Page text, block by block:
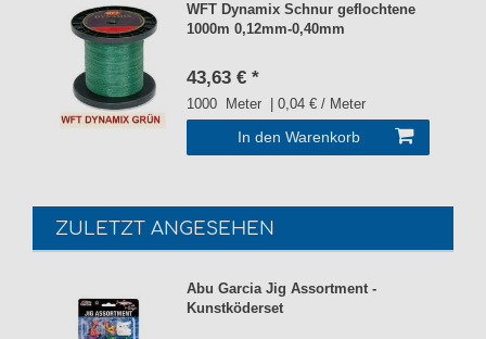
WFT Dynamix Schnur geflochtene
1000m 0,12mm-0,40mm
43,63 € *
1000 Meter | 0,04 € / Meter
In den Warenkorb
ZULETZT ANGESEHEN
Abu Garcia Jig Assortment -
Kunstköderset